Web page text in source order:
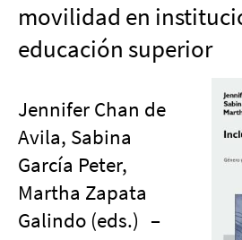
movilidad en
educación superior
Jennifer Chan de
Avila, Sabina
García Peter,
Martha Zapata
Galindo (eds.) –